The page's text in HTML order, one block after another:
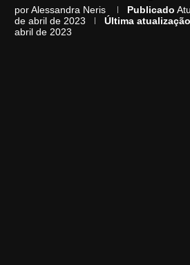
porAlessandra Neris Publicado
de abril de 2023
Última
abril de 2023